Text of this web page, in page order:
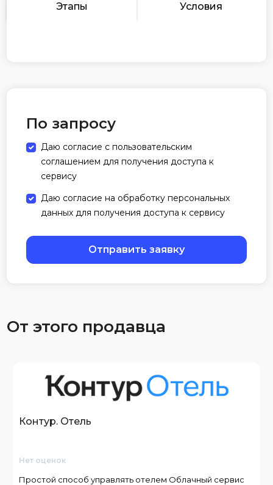
Этапы Условия
По запросу
Даю согласие с пользовательским
соглашением для получения доступа к
сервису
Даю согласие на обработку персональных
данных для получения доступа к сервису
Отправить заявку
От этого продавца
Контур. Отель
Нет оценок
Простой способ управлять отелем Облачный сервис